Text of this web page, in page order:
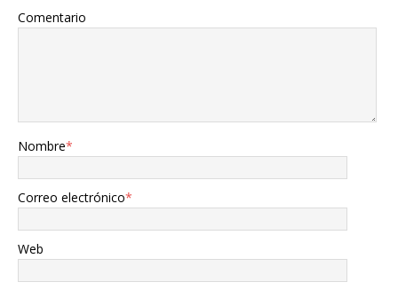
Comentario
Nombre*
Correo electrónico*
Web